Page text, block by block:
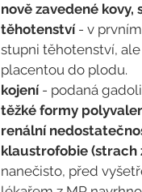
nově zavedené kovy,
těhotenství- v prvním
stupni těhotenství,
placentou do plodu.
kojení - podaná
těžké formy
renální
klaustrofobie (strach
nanečisto, před